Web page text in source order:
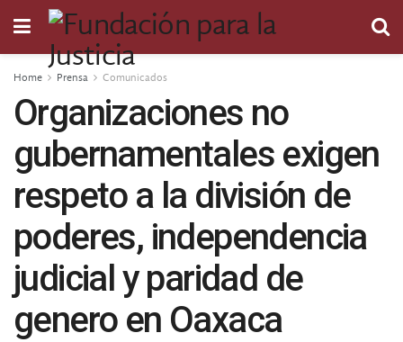
Home Prensa Comunicados
Organizaciones no
gubernamentales exigen
respeto a la división de
poderes, independencia
judicial y paridad de
genero en Oaxaca